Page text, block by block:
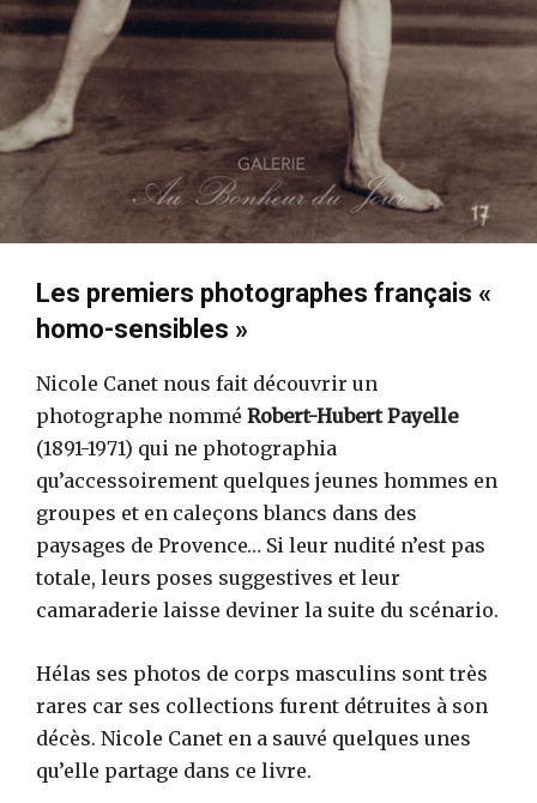
Les premiers photographes français «
homo-sensibles »
Nicole Canet nous fait découvrir un
photographe nommé Robert-Hubert Payelle
(1891-1971) qui ne photographia
qu’accessoirement quelques jeunes hommes en
groupes et en caleçons blancs dans des
paysages de Provence… Si leur nudité n’est pas
totale, leurs poses suggestives et leur
camaraderie laisse deviner la suite du scénario.
Hélas ses photos de corps masculins sont très
rares car ses collections furent détruites à son
décès. Nicole Canet en a sauvé quelques unes
qu’elle partage dans ce livre.